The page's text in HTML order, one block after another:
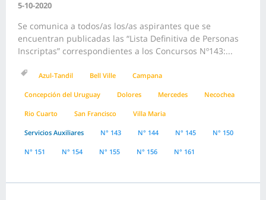
5-10-2020
Se comunica a todos/as los/as aspirantes que se
encuentran publicadas las “Lista Definitiva de Personas
Inscriptas” correspondientes a los Concursos Nº143:...
Azul-Tandil Bell Ville Campana
Concepción del Uruguay Dolores Mercedes Necochea
Rio Cuarto San Francisco Villa Maria
Servicios Auxiliares N° 143 N° 144 N° 145 N° 150
N° 151 N° 154 N° 155 N° 156 N° 161